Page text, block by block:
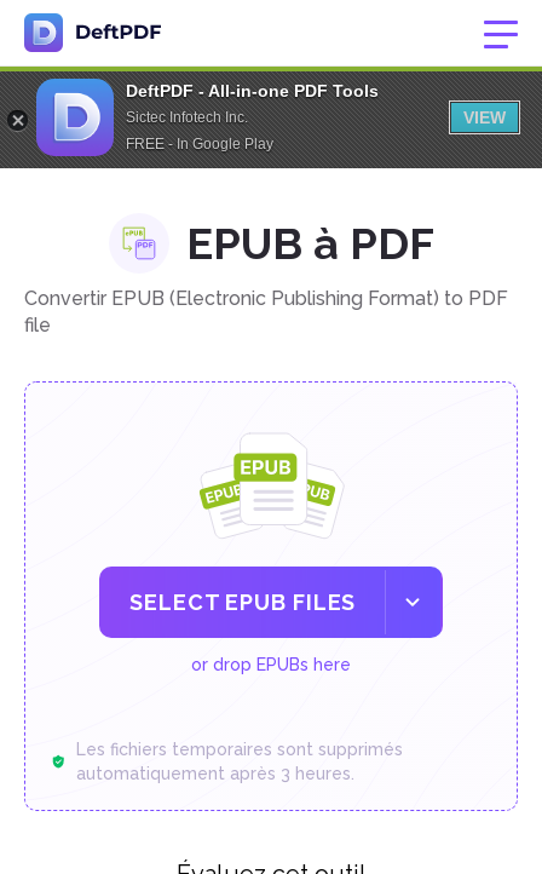
DeftPDF - All-in-one PDF Tools
Sictec Infotech Inc.
FREE - In Google Play
VIEW
EPUB à PDF
Convertir EPUB (Electronic Publishing Format) to PDF
file
SELECT EPUB FILES
or drop EPUBs here
Les fichiers temporaires sont supprimés
automatiquement après 3 heures.